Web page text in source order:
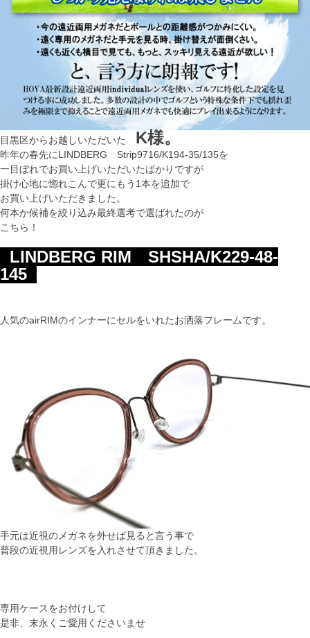
目黒区からお越しいただいた K様。
昨年の春先にLINDBERG Strip9716/K194-35/135を
一目ぼれでお買い上げいただいたばかりですが
掛け心地に惚れこんで更にもう1本を追加で
お買い上げいただきました。
何本か候補を絞り込み最終選考で選ばれたのが
こちら！
LINDBERG RIM SHSHA/K229-48-
145
人気のairRIMのインナーにセルをいれたお洒落フレームです。
手元は近視のメガネを外せば見ると言う事で
普段の近視用レンズを入れさせて頂きました。
専用ケースをお付けして
是非、末永くご愛用くださいませ